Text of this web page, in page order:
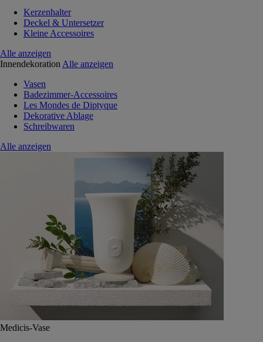
Kerzenhalter
Deckel & Untersetzer
Kleine Accessoires
Alle anzeigen
Innendekoration Alle anzeigen
Vasen
Badezimmer-Accessoires
Les Mondes de Diptyque
Dekorative Ablage
Schreibwaren
Alle anzeigen
Medicis-Vase